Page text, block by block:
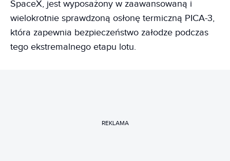
SpaceX, jest wyposażony w zaawansowaną i
wielokrotnie sprawdzoną osłonę termiczną PICA-3,
która zapewnia bezpieczeństwo załodze podczas
tego ekstremalnego etapu lotu.
REKLAMA